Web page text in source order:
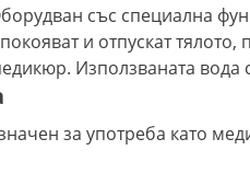
със специална
и отпускат
Използваната вода
за употреба като